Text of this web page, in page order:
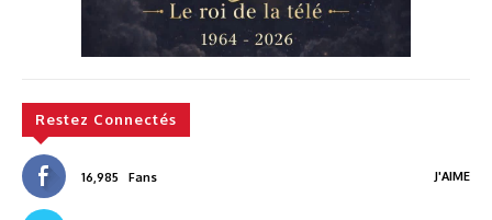
Restez Connectés
16,985 Fans J'AIME